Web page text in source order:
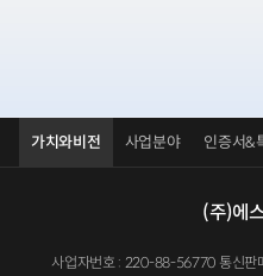
가치와비전 사업분야 인증서&
(주)에
사업자번호 : 220-88-56770 통신